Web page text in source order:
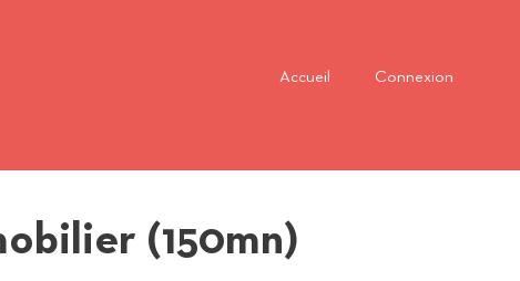
Accueil Connexion
(150mn)